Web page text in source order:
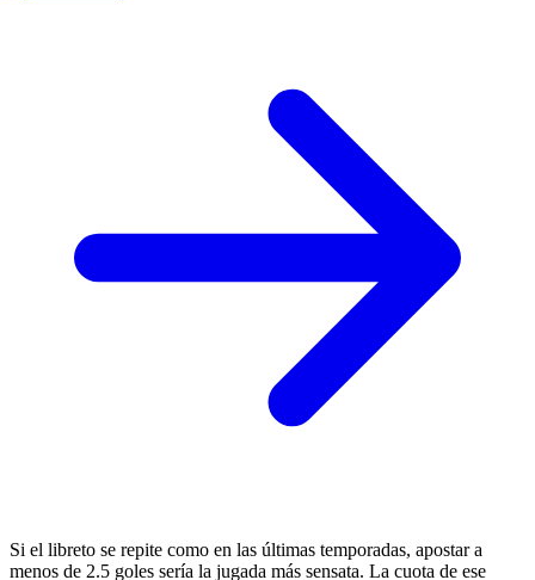
Si el libreto se repite como en las últimas temporadas, apostar a
menos de 2.5 goles sería la jugada más sensata. La cuota de ese